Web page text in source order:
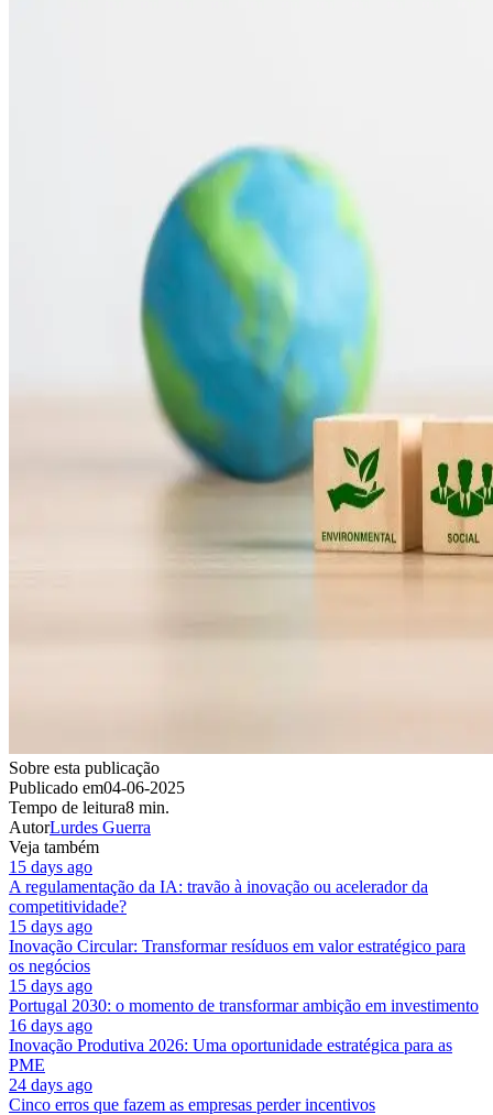
Sobre esta publicação
Publicado em04-06-2025
Tempo de leitura8 min.
AutorLurdes Guerra
Veja também
15 days ago
A regulamentação da IA: travão à inovação ou acelerador da
competitividade?
15 days ago
Inovação Circular: Transformar resíduos em valor estratégico para
os negócios
15 days ago
Portugal 2030: o momento de transformar ambição em investimento
16 days ago
Inovação Produtiva 2026: Uma oportunidade estratégica para as
PME
24 days ago
Cinco erros que fazem as empresas perder incentivos